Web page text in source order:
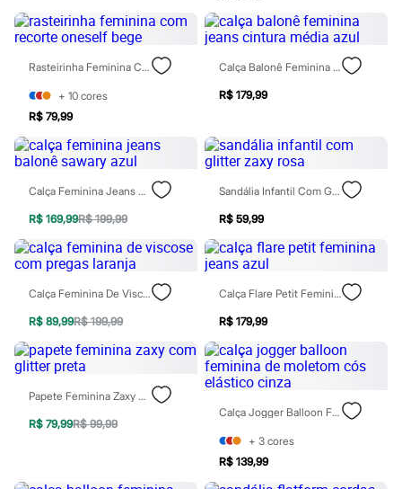
Blusas e Camisetas
Calças
Casacos e Jaquetas
Jeans
Shorts e Saias
Vestidos
Masculino
Em alta
Dia dos Pais
Novidades
Roupas
Bermudas
Camisas
Calças
Camisetas e Regatas
Casacos e Jaquetas
Jeans
Polos
Acessórios
Bolsas e Mochilas
Chapéus e Bonés
Cintos
Carteiras
Óculos
Relógios
Chinelos
Rasteirinha Feminina Com Recorte Oneself Bege
+ 10 cores
R$ 79,99
Calça Balonê Feminina Jeans Cintura Média Azul
R$ 179,99
Calça Feminina Jeans Balonê Sawary Azul
R$ 169,99R$ 199,99
Sandália Infantil Com Glitter Zaxy Rosa
R$ 59,99
Calça Feminina De Viscose Com Pregas Laranja
R$ 89,99R$ 199,99
Calça Flare Petit Feminina Jeans Azul
R$ 179,99
Papete Feminina Zaxy Com Glitter Preta
R$ 79,99R$ 99,99
Calça Jogger Balloon Feminina De Moletom Cós Elástico Cinza
+ 3 cores
R$ 139,99